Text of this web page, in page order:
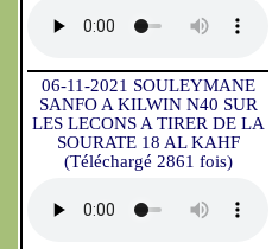
06-11-2021 SOULEYMANE
SANFO A KILWIN N40 SUR
LES LECONS A TIRER DE LA
SOURATE 18 AL KAHF
(Téléchargé 2861 fois)